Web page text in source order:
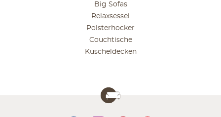
Big Sofas
Relaxsessel
Polsterhocker
Couchtische
Kuscheldecken